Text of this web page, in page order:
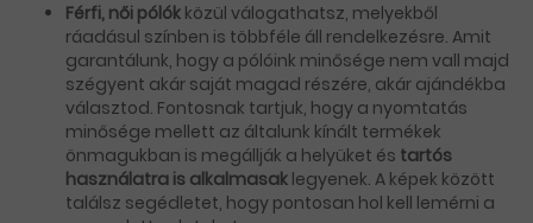
Férfi, női pólók közül válogathatsz, melyekből
ráadásul színben is többféle áll rendelkezésre. Amit
garantálunk, hogy a pólóink minősége nem vall majd
szégyent akár saját magad részére, akár ajándékba
választod. Fontosnak tartjuk, hogy a nyomtatás
minősége mellett az általunk kínált termékek
önmagukban is megállják a helyüket és tartós
használatra is alkalmasak legyenek. A képek között
találsz segédletet, hogy pontosan hol kell lemérni a